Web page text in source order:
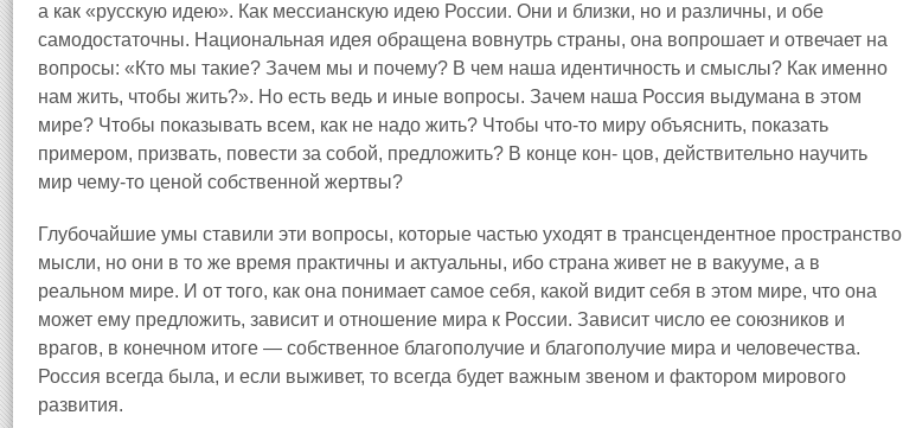
а как «русскую идею». Как мессианскую идею России. Они и близки, но и различны, и обе
самодостаточны. Национальная идея обращена вовнутрь страны, она вопрошает и отвечает на
вопросы: «Кто мы такие? Зачем мы и почему? В чем наша идентичность и смыслы? Как именно
нам жить, чтобы жить?». Но есть ведь и иные вопросы. Зачем наша Россия выдумана в этом
мире? Чтобы показывать всем, как не надо жить? Чтобы что-то миру объяснить, показать
примером, призвать, повести за собой, предложить? В конце кон- цов, действительно научить
мир чему-то ценой собственной жертвы?
Глубочайшие умы ставили эти вопросы, которые частью уходят в трансцендентное пространство
мысли, но они в то же время практичны и актуальны, ибо страна живет не в вакууме, а в
реальном мире. И от того, как она понимает самое себя, какой видит себя в этом мире, что она
может ему предложить, зависит и отношение мира к России. Зависит число ее союзников и
врагов, в конечном итоге — собственное благополучие и благополучие мира и человечества.
Россия всегда была, и если выживет, то всегда будет важным звеном и фактором мирового
развития.